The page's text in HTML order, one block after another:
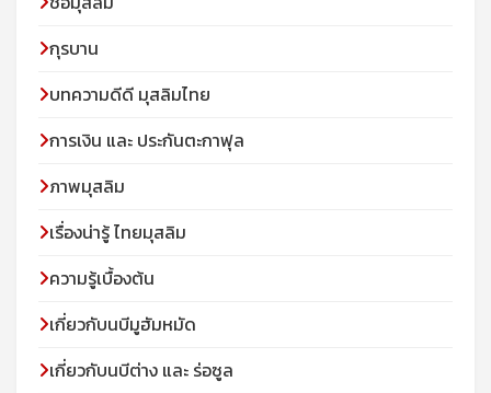
กุรบาน
บทความดีดี มุสลิมไทย
การเงิน และ ประกันตะกาฟุล
ภาพมุสลิม
เรื่องน่ารู้ ไทยมุสลิม
ความรู้เบื้องต้น
เกี่ยวกับนบีมูฮัมหมัด
เกี่ยวกับนบีต่าง และ ร่อซูล